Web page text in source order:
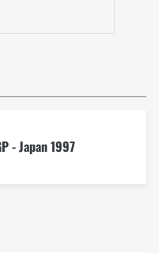
- Japan 1997